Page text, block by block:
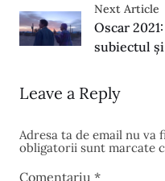
Next Article
Oscar
subiectul și
Leave a Reply
Adresa ta de email nu va
obligatorii sunt marcate
Comentariu *